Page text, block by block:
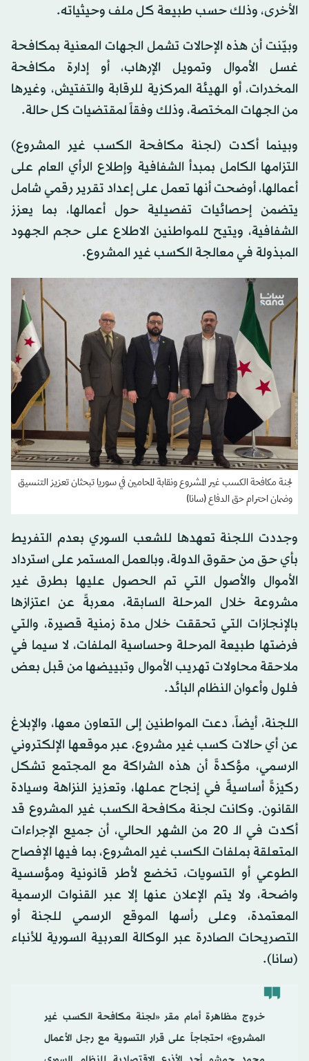
الأخرى، وذلك حسب طبيعة كل ملف وحيثياته.
وبيّنت أن هذه الإحالات تشمل الجهات المعنية بمكافحة
غسل الأموال وتمويل الإرهاب، أو إدارة مكافحة
المخدرات، أو الهيئة المركزية للرقابة والتفتيش، وغيرها
من الجهات المختصة، وذلك وفقاً لمقتضيات كل حالة.
وبينما أكدت (لجنة مكافحة الكسب غير المشروع)
التزامها الكامل بمبدأ الشفافية وإطلاع الرأي العام على
أعمالها، أوضحت أنها تعمل على إعداد تقرير رقمي شامل
يتضمن إحصائيات تفصيلية حول أعمالها، بما يعزز
الشفافية، ويتيح للمواطنين الاطلاع على حجم الجهود
المبذولة في معالجة الكسب غير المشروع.
لجنة مكافحة الكسب غير المشروع ونقابة المحامين في سوريا تبحثان تعزيز التنسيق
وضمان احترام حق الدفاع (سانا)
وجددت اللجنة تعهدها للشعب السوري بعدم التفريط
بأي حق من حقوق الدولة، وبالعمل المستمر على استرداد
الأموال والأصول التي تم الحصول عليها بطرق غير
مشروعة خلال المرحلة السابقة، معربةً عن اعتزازها
بالإنجازات التي تحققت خلال مدة زمنية قصيرة، والتي
فرضتها طبيعة المرحلة وحساسية الملفات، لا سيما في
ملاحقة محاولات تهريب الأموال وتبييضها من قبل بعض
فلول وأعوان النظام البائد.
اللجنة، أيضاً، دعت المواطنين إلى التعاون معها، والإبلاغ
عن أي حالات كسب غير مشروع، عبر موقعها الإلكتروني
الرسمي، مؤكدةً أن هذه الشراكة مع المجتمع تشكل
ركيزةً أساسيةً في إنجاح عملها، وتعزيز النزاهة وسيادة
القانون. وكانت لجنة مكافحة الكسب غير المشروع قد
أكدت في الـ 20 من الشهر الحالي، أن جميع الإجراءات
المتعلقة بملفات الكسب غير المشروع، بما فيها الإفصاح
الطوعي أو التسويات، تخضع لأطر قانونية ومؤسسية
واضحة، ولا يتم الإعلان عنها إلا عبر القنوات الرسمية
المعتمدة، وعلى رأسها الموقع الرسمي للجنة أو
التصريحات الصادرة عبر الوكالة العربية السورية للأنباء
(سانا).
خروج مظاهرة أمام مقر «لجنة مكافحة الكسب غير
المشروع» احتجاجاً على قرار التسوية مع رجل الأعمال